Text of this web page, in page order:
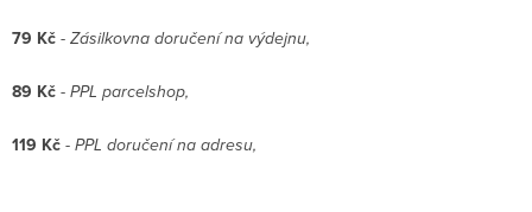
79 Kč - Zásilkovna doručení na výdejnu,
89 Kč - PPL parcelshop,
119 Kč - PPL doručení na adresu,